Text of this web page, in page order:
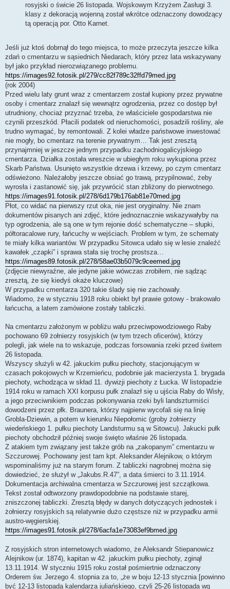
rosyjski o świcie 26 listopada. Wojskowym Krzyżem Zasługi 3.
klasy z dekoracją wojenną został wkrótce odznaczony dowodzący
tą operacją por. Otto Karnet.
Jeśli już ktoś dobrnął do tego miejsca, to może przeczyta jeszcze kilka
zdań o cmentarzu w sąsiednich Niedarach, który przez lata wskazywany
był jako przykład nierozwiązanego problemu.
https://images92.fotosik.pl/279/cc82f789c32ffd79med.jpg
(rok 2004)
Przed wielu laty grunt wraz z cmentarzem został kupiony przez prywatne
osoby i cmentarz znalazł się wewnątrz ogrodzenia, przez co dostęp był
utrudniony, chociaż przyznać trzeba, że właściciele gospodarstwa nie
czynili przeszkód. Płacili podatek od nieruchomości, posadzili rośliny, ale
trudno wymagać, by remontowali. Z kolei władze państwowe inwestować
nie mogły, bo cmentarz na terenie prywatnym… Tak jest zresztą
przynajmniej w jeszcze jednym przypadku zachodniogalicyjskiego
cmentarza. Działka została wreszcie w ubiegłym roku wykupiona przez
Skarb Państwa. Usunięto wszystkie drzewa i krzewy, po czym cmentarz
odświeżono. Należałoby jeszcze obsiać go trawą, przypilnować, żeby
wyrosła i zastanowić się, jak przywrócić stan zbliżony do pierwotnego.
https://images91.fotosik.pl/278/6d179b176ab81e70med.jpg
Płot, co widać na pierwszy rzut oka, nie jest oryginalny. Nie znam
dokumentów pisanych ani zdjęć, które jednoznacznie wskazywałyby na
typ ogrodzenia, ale są one w tym rejonie dość schematyczne – słupki,
półtoracalowe rury, łańcuchy w wejściach. Problem w tym, że schematy
te miały kilka wariantów. W przypadku Sitowca udało się w lesie znaleźć
kawałek „czapki” i sprawa stała się trochę prostsza…
https://images89.fotosik.pl/278/58ae03b5079c9ceemed.jpg
(zdjęcie niewyraźne, ale jedyne jakie wówczas zrobiłem, nie sądząc
zresztą, że się kiedyś okaże kluczowe)
W przypadku cmentarza 320 takie ślady się nie zachowały.
Wiadomo, że w styczniu 1918 roku obiekt był prawie gotowy - brakowało
łańcucha, a latem zamówione zostały tabliczki.
Na cmentarzu założonym w pobliżu wału przeciwpowodziowego Raby
pochowano 69 żołnierzy rosyjskich (w tym trzech oficerów), którzy
polegli, jak wiele na to wskazuje, podczas forsowania rzeki przed świtem
26 listopada.
Wszyscy służyli w 42. jakuckim pułku piechoty, stacjonującym w
czasach pokojowych w Krzemieńcu, podobnie jak macierzysta 1. brygada
piechoty, wchodząca w skład 11. dywizji piechoty z Łucka. W listopadzie
1914 roku w ramach XXI korpusu pułk znalazł się u ujścia Raby do Wisły,
a jego przeciwnikiem podczas pokonywania rzeki byli landszturmiści
dowodzeni przez płk. Braunera, którzy najpierw wycofali się na linię
Grobla-Dziewin, a potem w kierunku Niepołomic (groby żołnierzy
wiedeńskiego 1. pułku piechoty Landsturmu są w Sitowcu). Jakucki pułk
piechoty obchodził później swoje święto właśnie 26 listopada.
Z atakiem tym związany jest także grób na „zakopanym” cmentarzu w
Szczurowej. Pochowany jest tam kpt. Aleksander Alejnikow, o którym
wspominaliśmy już na starym forum. Z tabliczki nagrobnej można się
dowiedzieć, że służył w „Jakubs.R.47”, a data śmierci to 3.11.1914.
Dokumentacja archiwalna cmentarza w Szczurowej jest szczątkowa.
Tekst został odtworzony prawdopodobnie na podstawie starej,
zniszczonej tabliczki. Zresztą błędy w danych dotyczących jednostek i
żołnierzy rosyjskich są relatywnie dużo częstsze niż w przypadku armii
austro-węgierskiej.
https://images91.fotosik.pl/278/6acfa1e73083ef9bmed.jpg
Z rosyjskich stron internetowych wiadomo, że Aleksandr Stiepanowicz
Alejnikow (ur. 1874), kapitan w 42. jakuckim pułku piechoty, zginął
13.11.1914. W styczniu 1915 roku został pośmiertnie odznaczony
Orderem św. Jerzego 4. stopnia za to, „że w boju 12-13 stycznia [powinno
być 12-13 listopada kalendarza juliańskiego, czyli 25-26 listopada wg